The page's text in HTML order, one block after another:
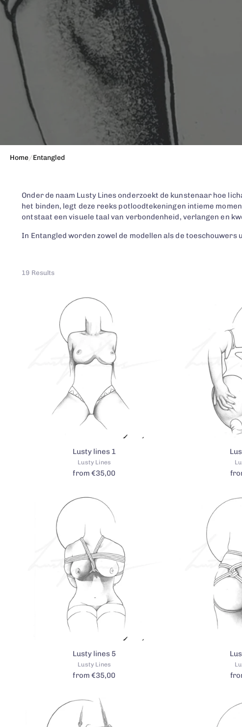
Home/Entangled
Onder de naam Lusty Lines onderzoekt de kunstenaar hoe
het binden, legt deze reeks potloodtekeningen intieme
ontstaat een visuele taal van verbondenheid, verlangen en
In Entangled worden zowel de modellen als de
19 Results
Lusty lines 1
Lusty Lines
from €35,00
Lusty lines 5
Lusty Lines
from €35,00